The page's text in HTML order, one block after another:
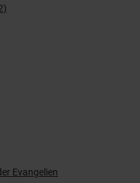
Evangelien